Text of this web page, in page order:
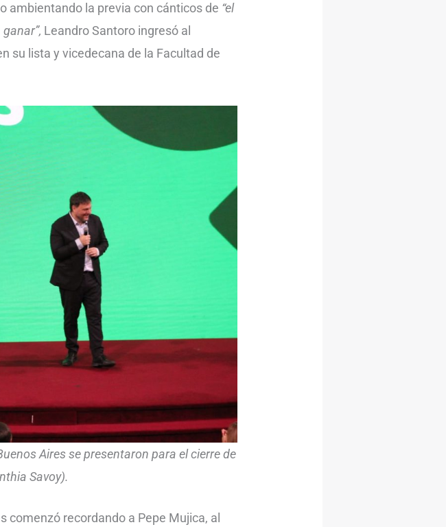
ambientando la previa con cánticos de “el
Leandro Santoro ingresó al
su lista y vicedecana de la Facultad de
Aires se presentaron para el cierre de
Savoy).
comenzó recordando a Pepe Mujica, al